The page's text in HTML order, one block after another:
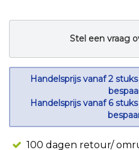
Stel een vraag
Handelsprijs vanaf 2
Handelsprijs vanaf 6
100 dagen retour/